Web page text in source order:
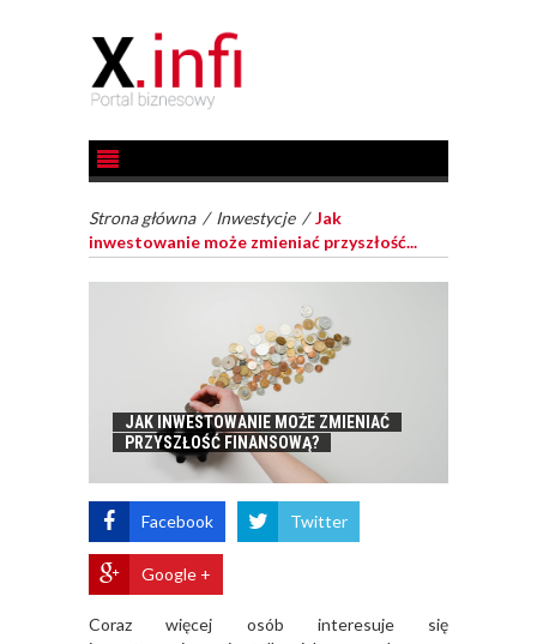
Strona główna / Inwestycje /Jak
inwestowanie może zmieniać przyszłość...
JAK INWESTOWANIE MOŻE ZMIENIAĆ
PRZYSZŁOŚĆ FINANSOWĄ?
Facebook Twitter
Google +
​Coraz więcej osób interesuje się